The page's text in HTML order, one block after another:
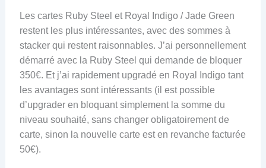
Les cartes Ruby Steel et Royal Indigo / Jade Green
restent les plus intéressantes, avec des sommes à
stacker qui restent raisonnables. J’ai personnellement
démarré avec la Ruby Steel qui demande de bloquer
350€. Et j’ai rapidement upgradé en Royal Indigo tant
les avantages sont intéressants (il est possible
d’upgrader en bloquant simplement la somme du
niveau souhaité, sans changer obligatoirement de
carte, sinon la nouvelle carte est en revanche facturée
50€).